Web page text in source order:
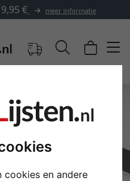
cookies en andere
9,95 € meer informatie